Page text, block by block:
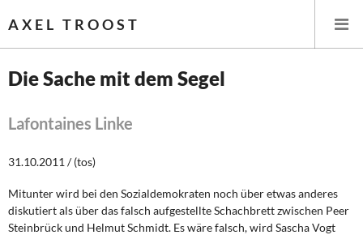
AXEL TROOST
Leitlinien linker Wirtschafts- und Finanzpolitik
Wirtschaftspolitik
Die Sache mit dem Segel
Lafontaines Linke
31.10.2011 / (tos)
Mitunter wird bei den Sozialdemokraten noch über etwas anderes
diskutiert als über das falsch aufgestellte Schachbrett zwischen Peer
Steinbrück und Helmut Schmidt. Es wäre falsch, wird Sascha Vogt